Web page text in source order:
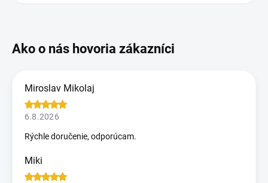
Miroslav Mikolaj
6.8.2026
Rýchle doručenie, odporúcam.
Miki